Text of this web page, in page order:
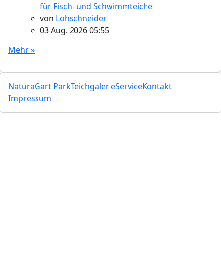
für Fisch- und Schwimmteiche
von Lohschneider
03 Aug. 2026 05:55
Mehr »
NaturaGart ParkTeichgalerieServiceKontakt
Impressum